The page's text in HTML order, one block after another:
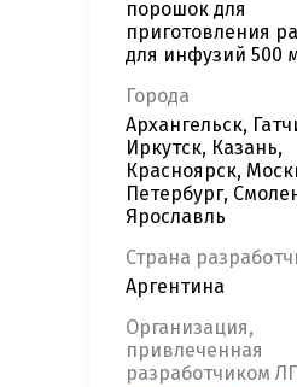
порошок для
приготовления
для инфузий 500
Города
Архангельск,
Иркутск, Казань,
Красноярск,
Петербург,
Ярославль
Страна
Аргентина
Организация,
привлеченная
разработчиком ЛП